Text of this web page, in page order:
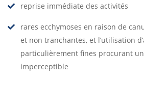
reprise immédiate des activités
rares ecchymoses en raison de
et non tranchantes, et l’utilisation
particulièrement fines procurant
imperceptible